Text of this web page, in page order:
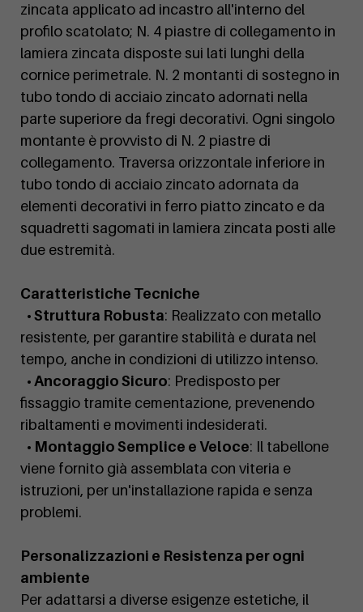
zincata applicato ad incastro all'interno del
profilo scatolato; N. 4 piastre di collegamento in
lamiera zincata disposte sui lati lunghi della
cornice perimetrale. N. 2 montanti di sostegno in
tubo tondo di acciaio zincato adornati nella
parte superiore da fregi decorativi. Ogni singolo
montante è provvisto di N. 2 piastre di
collegamento. Traversa orizzontale inferiore in
tubo tondo di acciaio zincato adornata da
elementi decorativi in ferro piatto zincato e da
squadretti sagomati in lamiera zincata posti alle
due estremità.
Caratteristiche Tecniche
• Struttura Robusta: Realizzato con metallo
resistente, per garantire stabilità e durata nel
tempo, anche in condizioni di utilizzo intenso.
• Ancoraggio Sicuro: Predisposto per
fissaggio tramite cementazione, prevenendo
ribaltamenti e movimenti indesiderati.
• Montaggio Semplice e Veloce: Il tabellone
viene fornito già assemblata con viteria e
istruzioni, per un'installazione rapida e senza
problemi.
Personalizzazioni e Resistenza per ogni
ambiente
Per adattarsi a diverse esigenze estetiche, il